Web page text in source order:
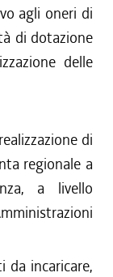
agli oneri di
di dotazione
delle
di
regionale a
a livello
da incaricare,